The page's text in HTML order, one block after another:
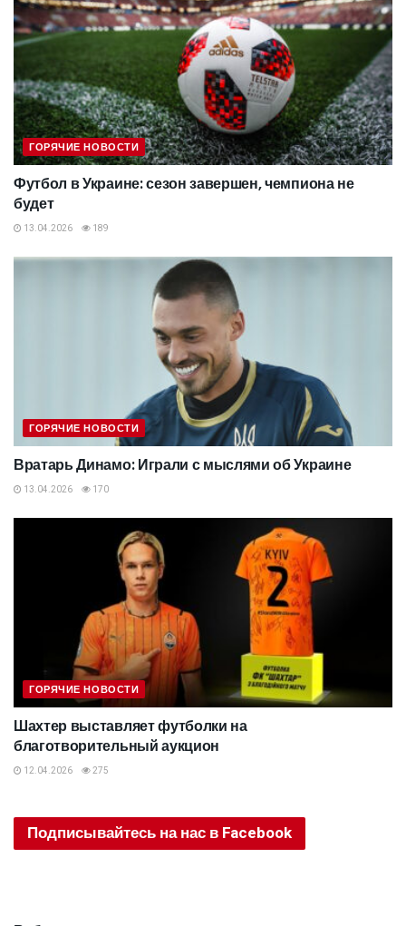
ГОРЯЧИЕ НОВОСТИ
Футбол в Украине: сезон завершен, чемпиона не
будет
13.04.2026 189
ГОРЯЧИЕ НОВОСТИ
Вратарь Динамо: Играли с мыслями об Украине
13.04.2026 170
ГОРЯЧИЕ НОВОСТИ
Шахтер выставляет футболки на
благотворительный аукцион
12.04.2026 275
Подписывайтесь на нас в Facebook